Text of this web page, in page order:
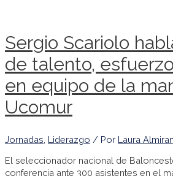
Sergio Scariolo
de talento,
en equipo de la
Ucomur
Jornadas Liderazgo / Por Laura
El seleccionador nacional de
conferencia ante 300 asistentes en el